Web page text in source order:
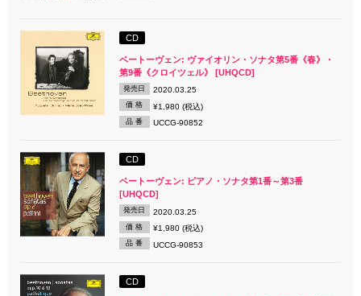
CD
ベートーヴェン: ヴァイオリン・ソナタ第5番《春》・
第9番《クロイツェル》 [UHQCD]
発売日 2020.03.25
価 格 ¥1,980 (税込)
品 番 UCCG-90852
CD
ベートーヴェン: ピアノ・ソナタ第1番～第3番
[UHQCD]
発売日 2020.03.25
価 格 ¥1,980 (税込)
品 番 UCCG-90853
CD